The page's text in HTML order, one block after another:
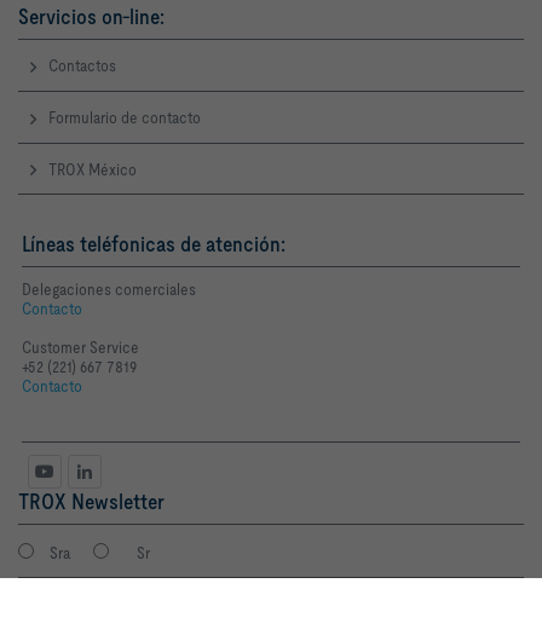
Servicios on-line:
Contactos
Formulario de contacto
TROX México
Líneas teléfonicas de atención:
Delegaciones comerciales
Contacto
Customer Service
+52 (221) 667 7819
Contacto
TROX Newsletter
Sra Sr